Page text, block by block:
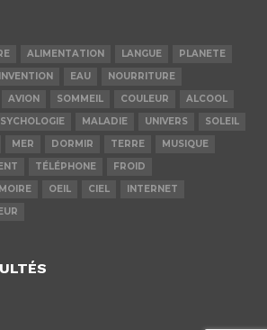
ALIMENTATION LANGUE
PLANETE
INVENTION EAU
NOURRITURE
AVION SOMMEIL COULEUR
ALCOOL
MALADIE UNIVERS
SOLEIL
MER DORMIR TERRE
MUSIQUE
TÉLÉPHONE
FROID
OEIL CIEL
INTERNET